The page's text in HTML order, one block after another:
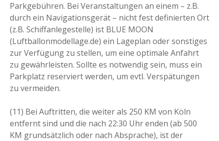
Parkgebühren. Bei Veranstaltungen an einem – z.B.
durch ein Navigationsgerät – nicht fest definierten Ort
(z.B. Schiffanlegestelle) ist BLUE MOON
(Luftballonmodellage.de) ein Lageplan oder sonstiges
zur Verfügung zu stellen, um eine optimale Anfahrt
zu gewährleisten. Sollte es notwendig sein, muss ein
Parkplatz reserviert werden, um evtl. Verspätungen
zu vermeiden.
(11) Bei Auftritten, die weiter als 250 KM von Köln
entfernt sind und die nach 22:30 Uhr enden (ab 500
KM grundsätzlich oder nach Absprache), ist der